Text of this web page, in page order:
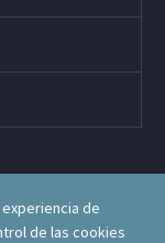
de
de las cookies